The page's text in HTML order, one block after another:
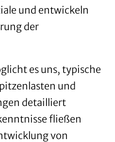
und entwickeln
der
es uns, typische
und
detailliert
fließen
von